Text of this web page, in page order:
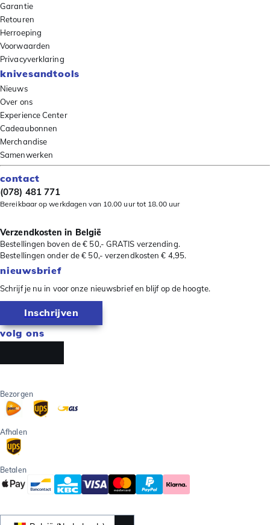
Garantie
Retouren
Herroeping
Voorwaarden
Privacyverklaring
knivesandtools
Nieuws
Over ons
Experience Center
Cadeaubonnen
Merchandise
Samenwerken
contact
(078) 481 771
Bereikbaar op werkdagen van 10.00 uur tot 18.00 uur
Verzendkosten in België
Bestellingen boven de € 50,- GRATIS verzending.
Bestellingen onder de € 50,- verzendkosten € 4,95.
nieuwsbrief
Schrijf je nu in voor onze nieuwsbrief en blijf op de hoogte.
Inschrijven
volg ons
Bezorgen
Afhalen
Betalen